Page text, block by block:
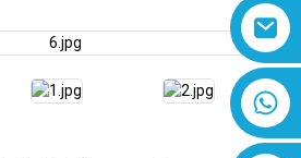
8618019377761